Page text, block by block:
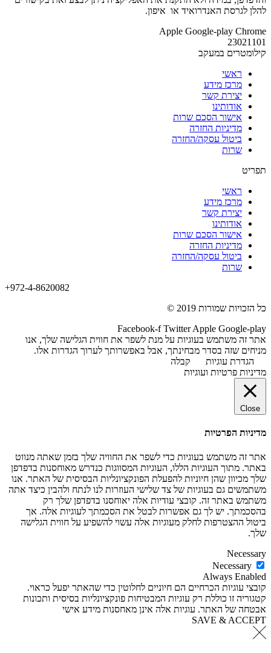
להלן לגרסת האנדרואיד או איפון.
Apple Google-play Chrome
23021101
קילומטרים במעקב
ראשי
מרכז מידע
יצירת קשר
אודותינו
אישור הסכם שרות
מדיניות החזרה
ביטול עסקה/החזרה
שרות
תפריט
ראשי
מרכז מידע
יצירת קשר
אודותינו
אישור הסכם שרות
מדיניות החזרה
ביטול עסקה/החזרה
שרות
+972-4-8620082
כל הזכויות שמורות 2019 ©
Facebook-f Twitter Apple Google-play
אתר זה משתמש בעוגיות על מנת לשפר את חווית הגלישה שלך, אנו
מניחים שזה בסדר מבחינתך, אבל באפשרותך לערוך הגדרות אלו.
הגדרת עוגיות
קבלה
מדיניות פרטיות ועוגיות
Close
מדיניות הפרטיות
אתר זה משתמש בעוגיות כדי לשפר את החוויה שלך בזמן שאתה מנווט
באתר. מתוך העוגיות הללו, העוגיות המסווגות כנדרש מאוחסנות בדפדפן
שלך מכיוון שהן חיוניות להפעלת הפונקציונליות הבסיסית של האתר. אנו
משתמשים גם בעוגיות של צד שלישי העוזרות לנו לנתח ולהבין כיצד אתה
משתמש באתר זה. קובצי עודיות אלה יאוחסנו בדפדפן שלך רק
בהסכמתך. יש לך גם אפשרות לבטל את הסכמתך לעוגיות אלה. אך
ביטול ההצטרפות לחלק מעוגיות אלה עשוי להשפיע על חווית הגלישה
שלך.
Necessary
Necessary
Always Enabled
קובצי עוגיות הכרחיים הם חיוניים לחלוטין כדי שהאתר יפעל כראוי.
קטגוריה זו כוללת רק עוגיות המבטיחות פונקציונליות בסיסית ותכונות
אבטחה של האתר. עוגיות אלה אינן מאחסנות מידע אישי
SAVE & ACCEPT